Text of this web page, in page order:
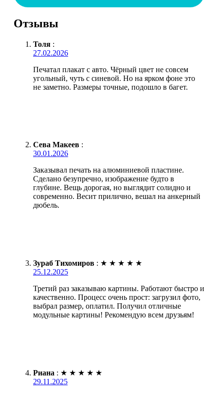
Отзывы
Толя :
27.02.2026
Печатал плакат с авто. Чёрный цвет не совсем
угольный, чуть с синевой. Но на ярком фоне это
не заметно. Размеры точные, подошло в багет.
Сева Макеев :
30.01.2026
Заказывал печать на алюминиевой пластине.
Сделано безупречно, изображение будто в
глубине. Вещь дорогая, но выглядит солидно и
современно. Весит прилично, вешал на анкерный
дюбель.
Зураб Тихомиров : ★ ★ ★ ★ ★
25.12.2025
Третий раз заказываю картины. Работают быстро и
качественно. Процесс очень прост: загрузил фото,
выбрал размер, оплатил. Получил отличные
модульные картины! Рекомендую всем друзьям!
Риана : ★ ★ ★ ★ ★
29.11.2025